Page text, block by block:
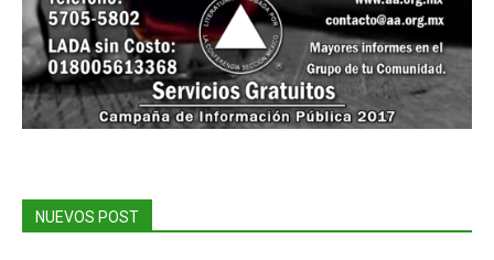
NUEVOS POST